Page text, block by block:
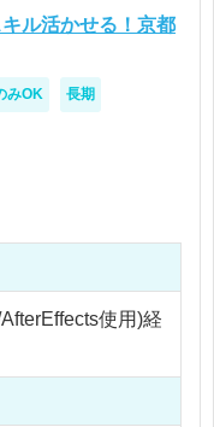
ル活かせる！京都
みOK 長期
使用)経